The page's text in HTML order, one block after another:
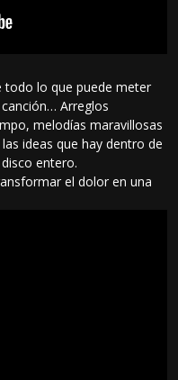
todo lo que puede meter
Arreglos
melodías maravillosas
ideas que hay dentro de
entero.
el dolor en una